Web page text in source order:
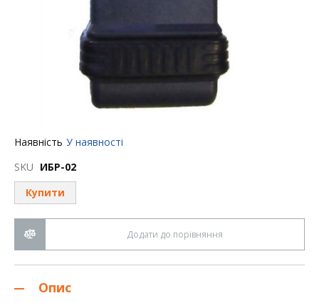
початку
зображень
Наявність У наявності
SKU ИБР-02
Купити
Додати до порівняння
Опис